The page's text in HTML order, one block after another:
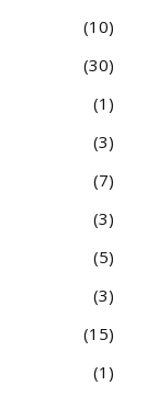
10
30
1
3
7
3
5
3
15
1